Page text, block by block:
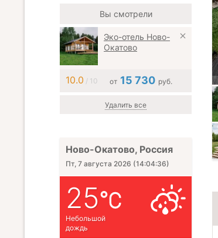
Вы смотрели
Эко-отель Ново-
Окатово
10.0 / 10 от 15 730 руб.
Удалить все
Ново-Окатово, Россия
Пт, 7 августа 2026 (14:04:37)
25
Небольшой
дождь